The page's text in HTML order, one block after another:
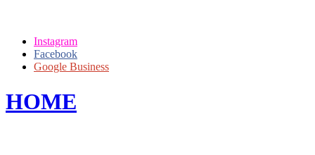
Instagram
Facebook
Google Business
HOME